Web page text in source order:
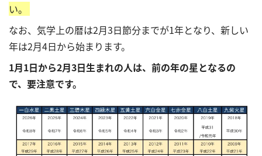
い。
なお、気学上の暦は2月3日節分までが1年となり、新しい
年は2月4日から始まります。
1月1日から2月3日生まれの人は、前の年の星となるの
で、要注意です。